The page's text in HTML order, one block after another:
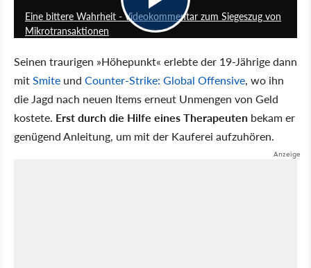
Eine bittere Wahrheit - Videokommentar zum Siegeszug von
Mikrotransaktionen
Seinen traurigen »Höhepunkt« erlebte der 19-Jährige dann
mitSmite und Counter-Strike: Global Offensive, wo ihn
die Jagd nach neuen Items erneut Unmengen von Geld
kostete. Erst durch die Hilfe eines Therapeuten bekam er
genügend Anleitung, um mit der Kauferei aufzuhören.